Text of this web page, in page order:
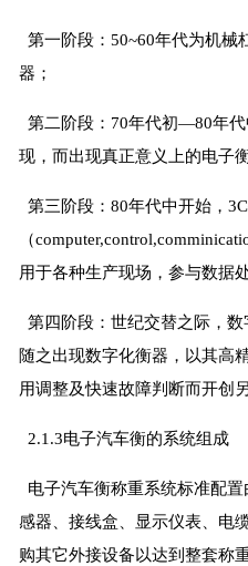
第一阶段：50~60年代为机械
器；
第二阶段：70年代初—80年
现，而出现真正意义上的电子
第三阶段：80年代中开始，
（
用于各种生产现场，参与数据
第四阶段：世纪交替之际，数
随之出现数字化衡器，以其高
用调整及快速故障判断而开创
2.1.3电子汽车衡的系统组成
电子汽车衡称重系统标准配
感器、接线盒、显示仪表、电
购其它外接设备以达到整套称重